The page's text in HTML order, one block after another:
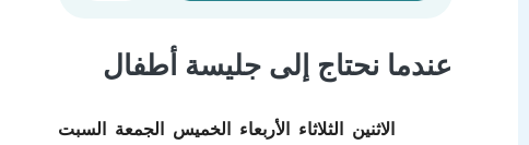
عندما نحتاج إلى جليسة أطفال
الاثنين الثلاثاء الأربعاء الخميس الجمعة السبت